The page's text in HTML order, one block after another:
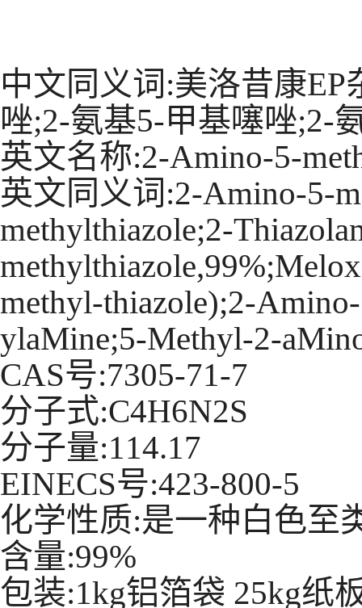
中文同义词:美洛昔康
唑;2-氨基5-甲基噻唑;2-
英文名称:2-Amino-5-
英文同义词:2-Amino-5-
methylthiazole;2-
methyl-thiazole);2-
ylaMine;5-Methyl-2-
CAS号:7305-71-7
分子式:C4H6N2S
分子量:114.17
EINECS号:423-800-5
化学性质:是一种白色至
含量:99%
包装:1kg铝箔袋 25kg纸